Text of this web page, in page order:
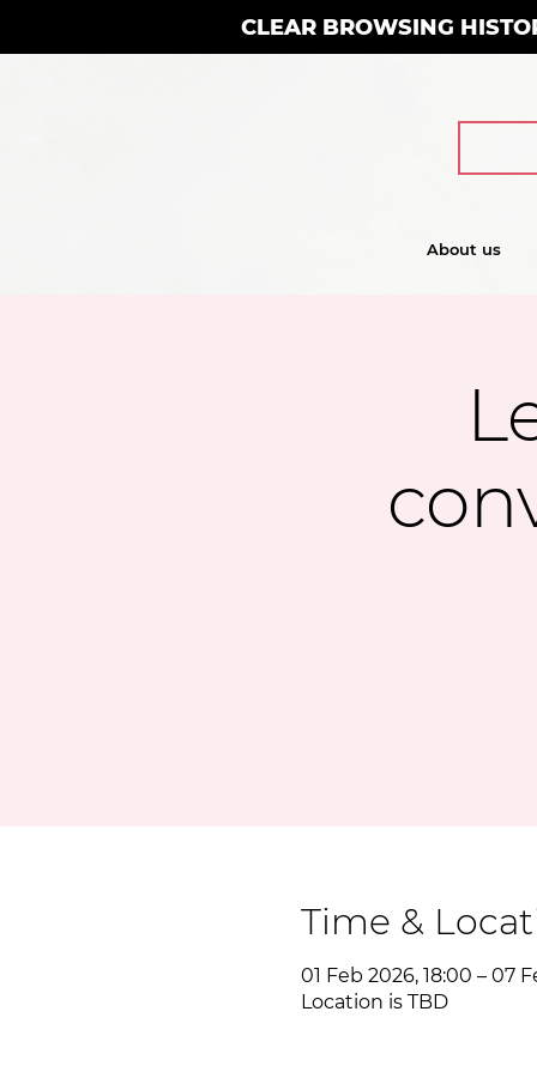
CLEAR BROWSING
About us
Time &
01 Feb 2026, 18:00 – 07
Location is TBD